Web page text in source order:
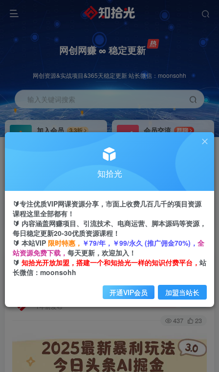
网创网赚 ∞ 稳定更新
网创资源&实战项目&365天稳定更新 站长微信：moonsohh
输入关键词搜索
加入会员
3.3折
会员交流
群聊
首页 会员免费 正文
2025年今日头条最新暴利玩法3.0，一键生成爆
款，轻松实现矩阵日入3000+
1年前发布
关注 私信
437 23
知拾光
🔰专注优质VIP网课资源分享，市面上收费几百几千的项目资源
课程这里全部都有！
🔰 内容涵盖网赚项目、引流技术、电商运营、脚本源码等资源，
每日稳定更新20-30优质资源课程！
🔰 本站VIP 限时特惠， ￥79/年，￥99/永久 (推广佣金70%)， 全
站资源免费下载， 每天更新，欢迎加入！
🔰 知拾光开放加盟，搭建一个和知拾光一样的知识付费平台， 站
长微信：moonsohh
开通VIP会员 加盟当站长